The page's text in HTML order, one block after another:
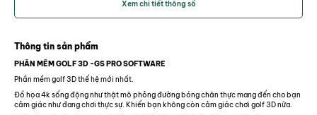
Xem chi tiết thông số
Thông tin sản phẩm
PHẦN MỀM GOLF 3D -GS PRO SOFTWARE
Phần mềm golf 3D thế hệ mới nhất.
Đồ họa 4k sống động như thật mô phỏng đường bóng chân thực mang đến cho bạn
cảm giác như đang chơi thực sự. Khiến bạn không còn cảm giác chơi golf 3D nữa.